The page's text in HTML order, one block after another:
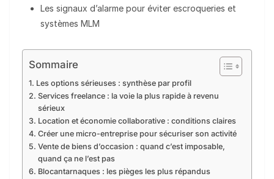
Les signaux d’alarme pour éviter escroqueries et
systèmes MLM
Sommaire
Les options sérieuses : synthèse par profil
Services freelance : la voie la plus rapide à revenu
sérieux
Location et économie collaborative : conditions claires
Créer une micro-entreprise pour sécuriser son activité
Vente de biens d’occasion : quand c’est imposable,
quand ça ne l’est pas
Blocantarnaques : les pièges les plus répandus